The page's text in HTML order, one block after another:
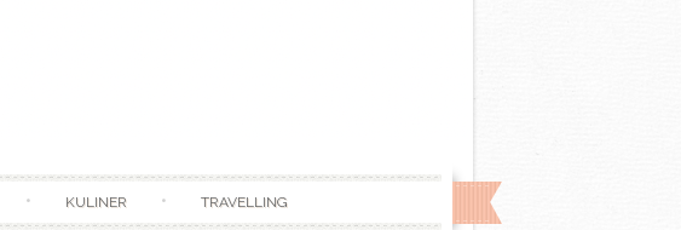
KULINER TRAVELLING